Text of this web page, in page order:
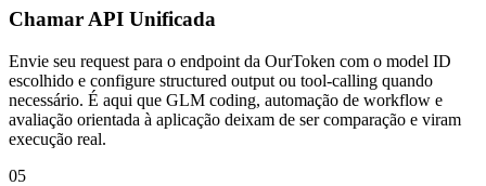
Chamar API Unificada
Envie seu request para o endpoint da OurToken com o model ID
escolhido e configure structured output ou tool-calling quando
necessário. É aqui que GLM coding, automação de workflow e
avaliação orientada à aplicação deixam de ser comparação e viram
execução real.
05